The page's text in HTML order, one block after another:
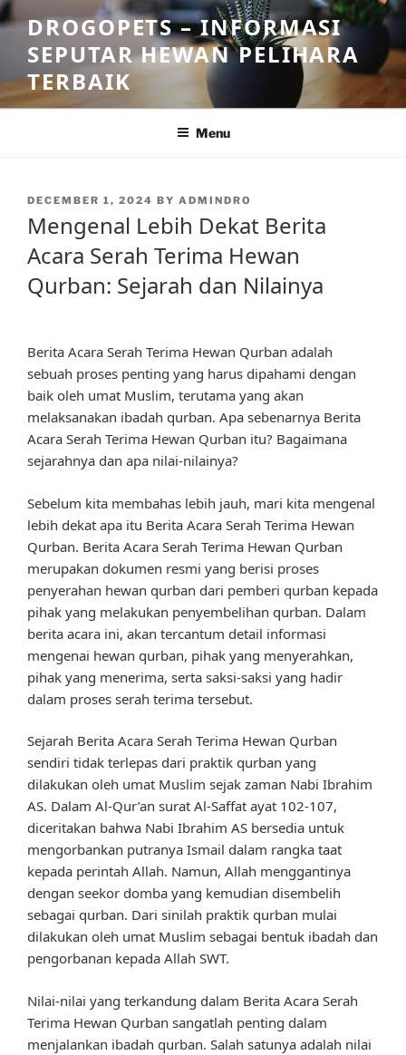
Skip
to
content
DROGOPETS – INFORMASI
SEPUTAR HEWAN PELIHARA
TERBAIK
Menu
POSTED
DECEMBER 1, 2024 BY ADMINDRO
Mengenal Lebih Dekat Berita
Acara Serah Terima Hewan
Qurban: Sejarah dan Nilainya
Berita Acara Serah Terima Hewan Qurban adalah
sebuah proses penting yang harus dipahami dengan
baik oleh umat Muslim, terutama yang akan
melaksanakan ibadah qurban. Apa sebenarnya Berita
Acara Serah Terima Hewan Qurban itu? Bagaimana
sejarahnya dan apa nilai-nilainya?
Sebelum kita membahas lebih jauh, mari kita mengenal
lebih dekat apa itu Berita Acara Serah Terima Hewan
Qurban. Berita Acara Serah Terima Hewan Qurban
merupakan dokumen resmi yang berisi proses
penyerahan hewan qurban dari pemberi qurban kepada
pihak yang melakukan penyembelihan qurban. Dalam
berita acara ini, akan tercantum detail informasi
mengenai hewan qurban, pihak yang menyerahkan,
pihak yang menerima, serta saksi-saksi yang hadir
dalam proses serah terima tersebut.
Sejarah Berita Acara Serah Terima Hewan Qurban
sendiri tidak terlepas dari praktik qurban yang
dilakukan oleh umat Muslim sejak zaman Nabi Ibrahim
AS. Dalam Al-Qur’an surat Al-Saffat ayat 102-107,
diceritakan bahwa Nabi Ibrahim AS bersedia untuk
mengorbankan putranya Ismail dalam rangka taat
kepada perintah Allah. Namun, Allah menggantinya
dengan seekor domba yang kemudian disembelih
sebagai qurban. Dari sinilah praktik qurban mulai
dilakukan oleh umat Muslim sebagai bentuk ibadah dan
pengorbanan kepada Allah SWT.
Nilai-nilai yang terkandung dalam Berita Acara Serah
Terima Hewan Qurban sangatlah penting dalam
menjalankan ibadah qurban. Salah satunya adalah nilai